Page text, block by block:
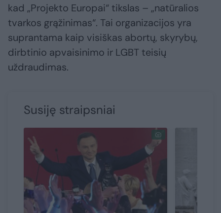
kad „Projekto Europai“ tikslas – „natūralios
tvarkos grąžinimas“. Tai organizacijos yra
suprantama kaip visiškas abortų, skyrybų,
dirbtinio apvaisinimo ir LGBT teisių
uždraudimas.
Susiję straipsniai